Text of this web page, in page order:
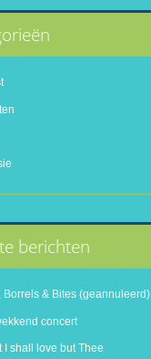
berichten
Borrels & Bites (geannuleerd)
concert
I shall love but Thee